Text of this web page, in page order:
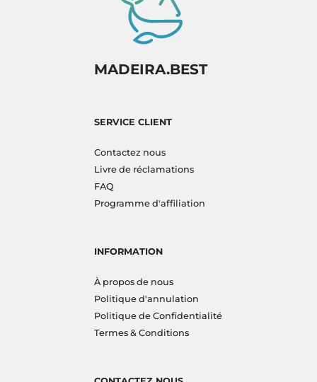
MADEIRA.BEST
SERVICE CLIENT
Contactez nous
Livre de réclamations
FAQ
Programme d'affiliation
INFORMATION
À propos de nous
Politique d'annulation
Politique de Confidentialité
Termes & Conditions